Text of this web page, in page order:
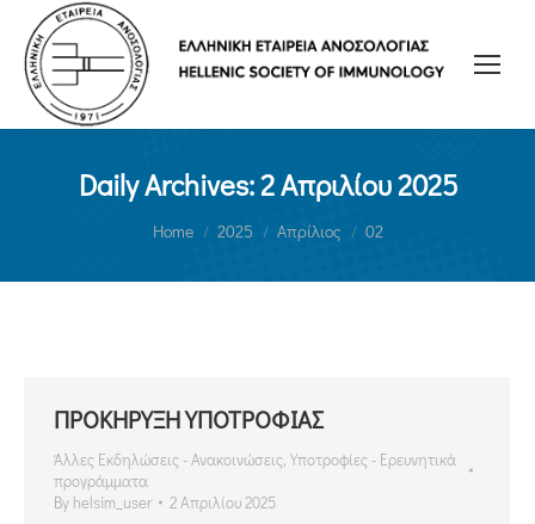
Daily Archives:2 Απριλίου 2025
You are here:
Home 2025 Απρίλιος 02
ΠΡΟΚΗΡΥΞΗ ΥΠΟΤΡΟΦΙΑΣ
Άλλες Εκδηλώσεις - Ανακοινώσεις, Υποτροφίες - Ερευνητικά
προγράμματα
By helsim_user 2 Απριλίου 2025